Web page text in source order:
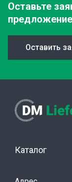
Оставьте
предложение
Оставить
Каталог